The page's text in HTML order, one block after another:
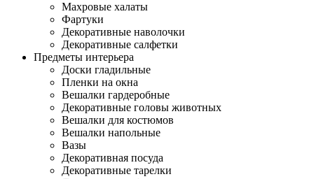
Махровые халаты
Фартуки
Декоративные наволочки
Декоративные салфетки
Предметы интерьера
Доски гладильные
Пленки на окна
Вешалки гардеробные
Декоративные головы животных
Вешалки для костюмов
Вешалки напольные
Вазы
Декоративная посуда
Декоративные тарелки